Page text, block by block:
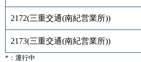
2172(三重交通(南紀営業所))
2173(三重交通(南紀営業所))
*：運行中